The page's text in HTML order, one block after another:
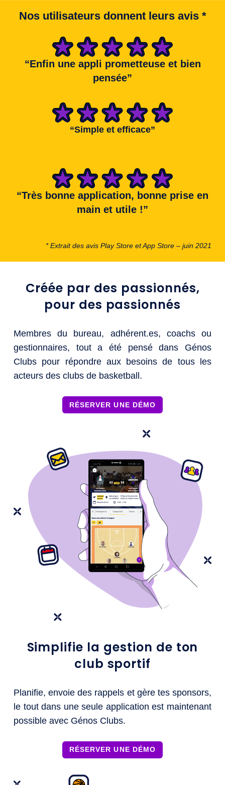
Nos utilisateurs donnent leurs avis *
“Enfin une appli prometteuse et bien
pensée”
“Simple et efficace”
“Très bonne application, bonne prise en
main et utile !”
* Extrait des avis Play Store et App Store – juin 2021
Créée par des passionnés,
pour des passionnés
Membres du bureau, adhérent.es, coachs ou
gestionnaires, tout a été pensé dans Génos
Clubs pour répondre aux besoins de tous les
acteurs des clubs de basketball.
RÉSERVER UNE DÉMO
Simplifie la gestion de ton
club sportif
Planifie, envoie des rappels et gère tes sponsors,
le tout dans une seule application est maintenant
possible avec Génos Clubs.
RÉSERVER UNE DÉMO